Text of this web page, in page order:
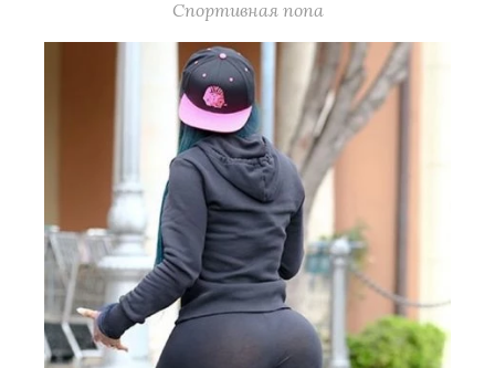
Спортивная попа